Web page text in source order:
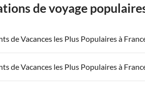
de voyage
de Vacances les Plus Populaires à
de Vacances à France
de Vacances à Côte atlantique
de Vacances les Plus Populaires à